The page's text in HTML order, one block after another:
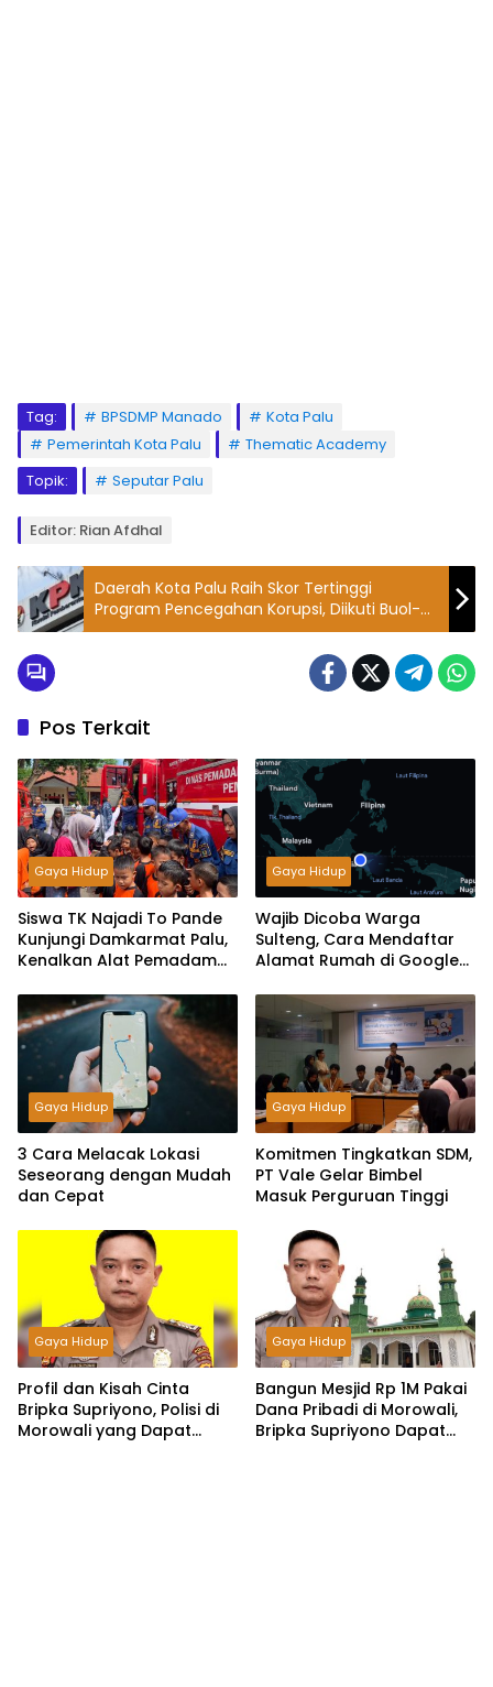
Tag: BPSDMP Manado
Kota Palu
Pemerintah Kota Palu
Thematic Academy
Topik:
Seputar Palu
Editor: Rian Afdhal
Daerah Kota Palu Raih Skor Tertinggi
Program Pencegahan Korupsi, Diikuti Buol-
Morowali
Pos Terkait
Gaya Hidup
Siswa TK Najadi To Pande
Kunjungi Damkarmat Palu,
Kenalkan Alat Pemadam
Gaya Hidup
Wajib Dicoba Warga
Sulteng, Cara Mendaftar
Alamat Rumah di Google
Gaya Hidup
3 Cara Melacak Lokasi
Seseorang dengan Mudah
dan Cepat
Gaya Hidup
Komitmen Tingkatkan SDM,
PT Vale Gelar Bimbel
Masuk Perguruan Tinggi
Gaya Hidup
Profil dan Kisah Cinta
Bripka Supriyono, Polisi di
Morowali yang Dapat
Gaya Hidup
Bangun Mesjid Rp 1M Pakai
Dana Pribadi di Morowali,
Bripka Supriyono Dapat